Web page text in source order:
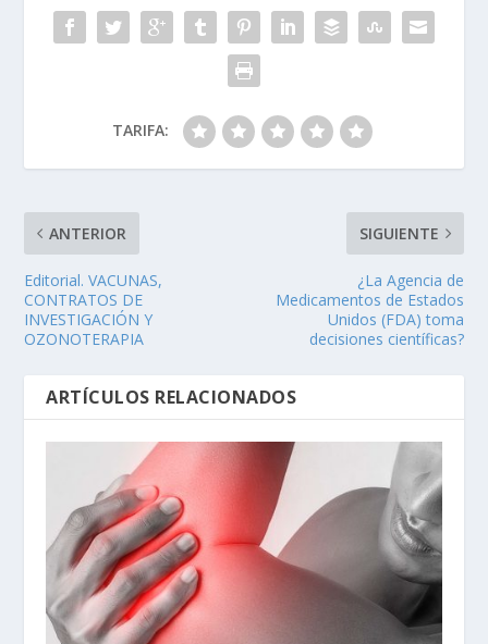
TARIFA:
ANTERIOR
Editorial. VACUNAS,
CONTRATOS DE
INVESTIGACIÓN Y
OZONOTERAPIA
SIGUIENTE
¿La Agencia de
Medicamentos de Estados
Unidos (FDA) toma
decisiones científicas?
ARTÍCULOS RELACIONADOS